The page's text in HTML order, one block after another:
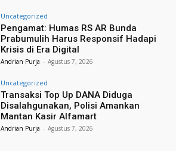
Uncategorized
Pengamat: Humas RS AR Bunda
Prabumulih Harus Responsif Hadapi
Krisis di Era Digital
Andrian Purja - Agustus 7, 2026
Uncategorized
Transaksi Top Up DANA Diduga
Disalahgunakan, Polisi Amankan
Mantan Kasir Alfamart
Andrian Purja - Agustus 7, 2026